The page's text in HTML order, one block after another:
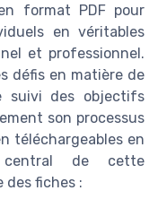
format PDF pour
en véritables
et professionnel.
défis en matière de
suivi des objectifs
son processus
téléchargeables en
de cette
des fiches :